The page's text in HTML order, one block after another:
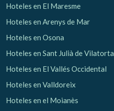
Hoteles en El Maresme
Hoteles en Arenys de Mar
Hoteles en Osona
Hoteles en Sant Julià de Vilatorta
Hoteles en El Vallés Occidental
Hoteles en Valldoreix
Hoteles en el Moianès